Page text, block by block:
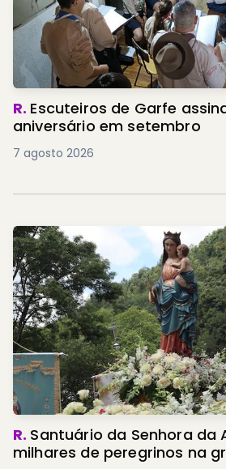
R. Escuteiros de Garfe
aniversário em setembro
7 agosto 2026
R. Santuário da Senhora da
milhares de peregrinos na